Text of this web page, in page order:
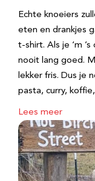
Echte knoeiers
eten en drankjes
t-shirt. Als je ‘m
nooit lang goed.
lekker fris. Dus je
pasta, curry,
Lees meer